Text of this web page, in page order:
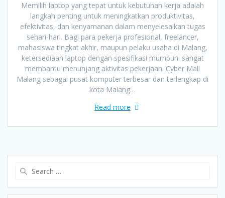
Memilih laptop yang tepat untuk kebutuhan kerja adalah
langkah penting untuk meningkatkan produktivitas,
efektivitas, dan kenyamanan dalam menyelesaikan tugas
sehari-hari. Bagi para pekerja profesional, freelancer,
mahasiswa tingkat akhir, maupun pelaku usaha di Malang,
ketersediaan laptop dengan spesifikasi mumpuni sangat
membantu menunjang aktivitas pekerjaan. Cyber Mall
Malang sebagai pusat komputer terbesar dan terlengkap di
kota Malang…
Read more